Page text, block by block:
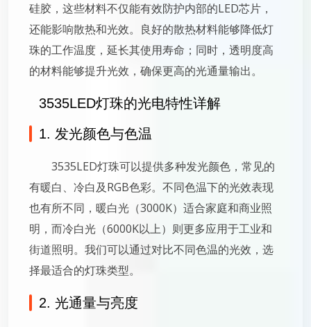
硅胶，这些材料不仅能有效防护内部的LED芯片，
还能影响散热和光效。良好的散热材料能够降低灯
珠的工作温度，延长其使用寿命；同时，透明度高
的材料能够提升光效，确保更高的光通量输出。
3535LED灯珠的光电特性详解
1. 发光颜色与色温
3535LED灯珠可以提供多种发光颜色，常见的
有暖白、冷白及RGB色彩。不同色温下的光效表现
也有所不同，暖白光（3000K）适合家庭和商业照
明，而冷白光（6000K以上）则更多应用于工业和
街道照明。我们可以通过对比不同色温的光效，选
择最适合的灯珠类型。
2. 光通量与亮度